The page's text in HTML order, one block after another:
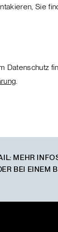
Sie
Datenschutz
.
: MEHR
BEI EINEM